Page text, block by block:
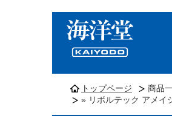
トップページ
商品
» リボルテック アメイ